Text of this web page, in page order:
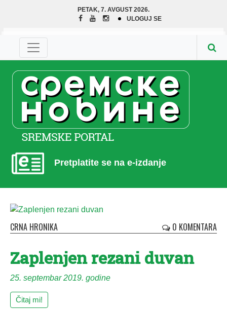
PETAK, 7. AVGUST 2026.
ULOGUJ SE
Pretplatite se na e-izdanje
CRNA HRONIKA 0 KOMENTARA
Zaplenjen rezani duvan
25. septembar 2019. godine
Čitaj mi!